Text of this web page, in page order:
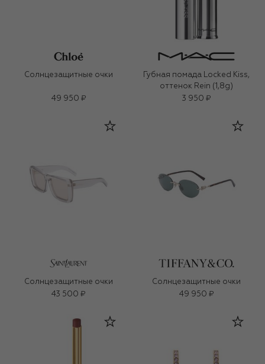
Солнцезащитные очки
49 950 ₽
Губная помада Locked Kiss,
оттенок Rein (1,8g)
3 950 ₽
Солнцезащитные очки
43 500 ₽
Солнцезащитные очки
49 950 ₽